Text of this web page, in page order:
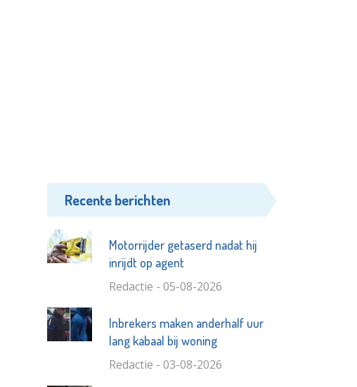
Recente berichten
Motorrijder getaserd nadat hij
inrijdt op agent
Redactie - 05-08-2026
Inbrekers maken anderhalf uur
lang kabaal bij woning
Redactie - 03-08-2026